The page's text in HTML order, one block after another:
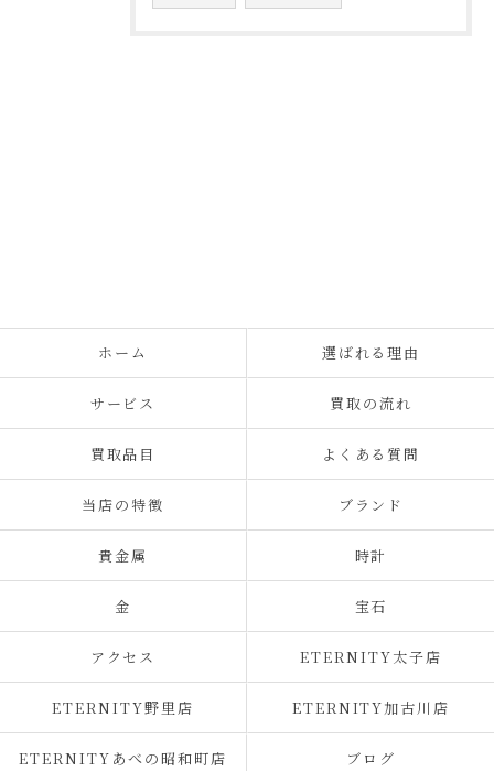
ホーム 選ばれる理由
サービス 買取の流れ
買取品目 よくある質問
当店の特徴 ブランド
貴金属 時計
金 宝石
アクセス ETERNITY太子店
ETERNITY野里店 ETERNITY加古川店
ETERNITYあべの昭和町店 ブログ